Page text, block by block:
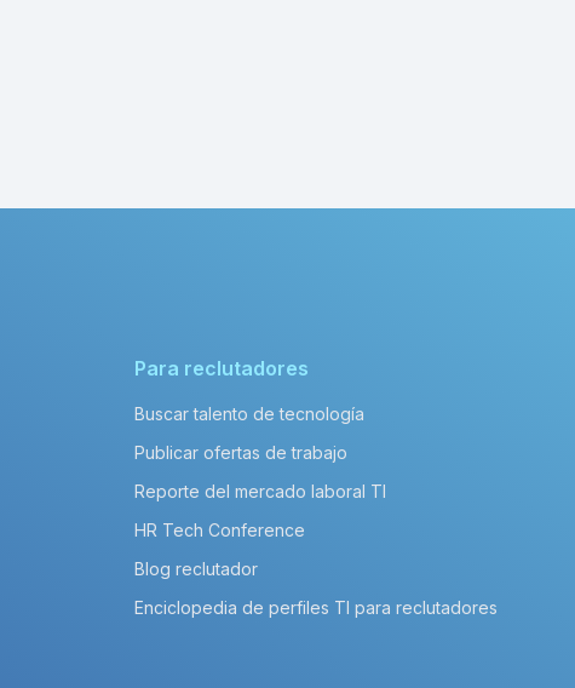
Para reclutadores
Buscar talento de tecnología
Publicar ofertas de trabajo
Reporte del mercado laboral TI
HR Tech Conference
Blog reclutador
Enciclopedia de perfiles TI para reclutadores